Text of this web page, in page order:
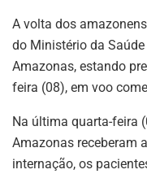
A volta dos
do Ministério da
Amazonas, estando
feira (08), em voo
Na última quarta-feira
Amazonas receberam
internação, os